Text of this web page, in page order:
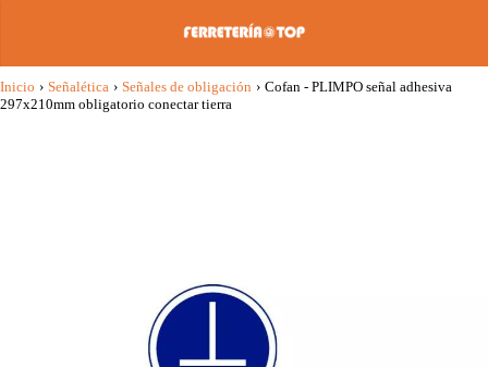
Inicio › Señalética › Señales de obligación › Cofan - PLIMPO señal adhesiva
297x210mm obligatorio conectar tierra